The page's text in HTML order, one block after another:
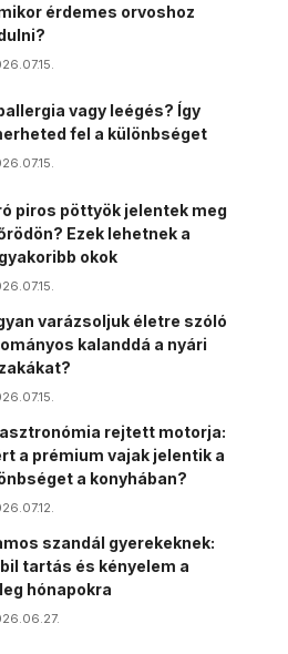
érdemes orvoshoz
vagy leégés? Így
fel a különbséget
piros pöttyök jelentek meg
Ezek lehetnek a
okok
varázsoljuk életre szóló
kalanddá a nyári
rejtett motorja:
a prémium vajak jelentik a
a konyhában?
szandál gyerekeknek:
tartás és kényelem a
hónapokra